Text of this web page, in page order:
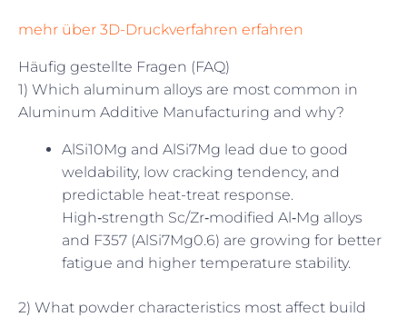
mehr über 3D-Druckverfahren erfahren
Häufig gestellte Fragen (FAQ)
1) Which aluminum alloys are most common in
Aluminum Additive Manufacturing and why?
AlSi10Mg and AlSi7Mg lead due to good
weldability, low cracking tendency, and
predictable heat-treat response.
High‑strength Sc/Zr‑modified Al‑Mg alloys
and F357 (AlSi7Mg0.6) are growing for better
fatigue and higher temperature stability.
2) What powder characteristics most affect build